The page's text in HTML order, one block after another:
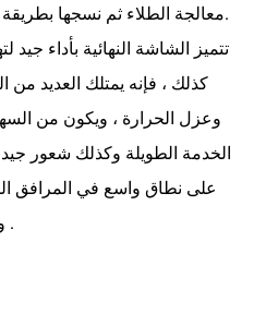
معالجة الطلاء ثم نسجها بطريقة من نسج عادي في خط الإنتاج.
تتميز الشاشة النهائية بأداء جيد
كذلك ، فإنه يمتلك العديد من
وعزل الحرارة ، ويكون من
الخدمة الطويلة وكذلك شعور
على نطاق واسع في المرافق
والبعوض والتحكم في الطيران .